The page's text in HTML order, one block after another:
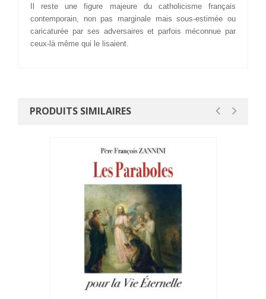
Il reste une figure majeure du catholicisme français
contemporain, non pas marginale mais sous-estimée ou
caricaturée par ses adversaires et parfois méconnue par
ceux-là même qui le lisaient.
PRODUITS SIMILAIRES